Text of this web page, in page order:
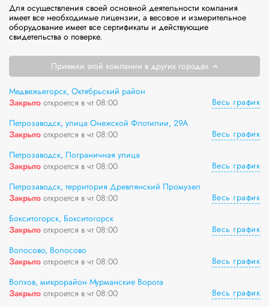
Для осуществления своей основной деятельности компания
имеет все необходимые лицензии, а весовое и измерительное
оборудование имеет все сертификаты и действующие
свидетельства о поверке.
Приемки этой компании в других городах
Медвежьегорск, Октябрьский район
Закрыто откроется в чт 08:00
Весь график
Петрозаводск, улица Онежской Флотилии, 29А
Закрыто откроется в чт 08:00
Весь график
Петрозаводск, Пограничная улица
Закрыто откроется в чт 08:00
Весь график
Петрозаводск, территория Древлянский Промузел
Закрыто откроется в чт 08:00
Весь график
Бокситогорск, Бокситогорск
Закрыто откроется в чт 08:00
Весь график
Волосово, Волосово
Закрыто откроется в чт 08:00
Весь график
Волхов, микрорайон Мурманские Ворота
Закрыто откроется в чт 08:00
Весь график